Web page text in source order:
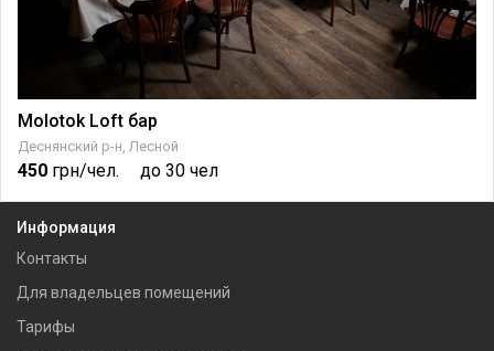
Мolotok Loft бар
Деснянский р-н, Лесной
450 грн/чел. до 30 чел
Информация
Контакты
Для владельцев помещений
Тарифы